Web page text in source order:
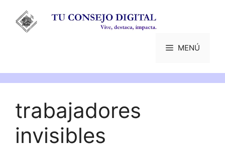
contenido
MENÚ
trabajadores
invisibles